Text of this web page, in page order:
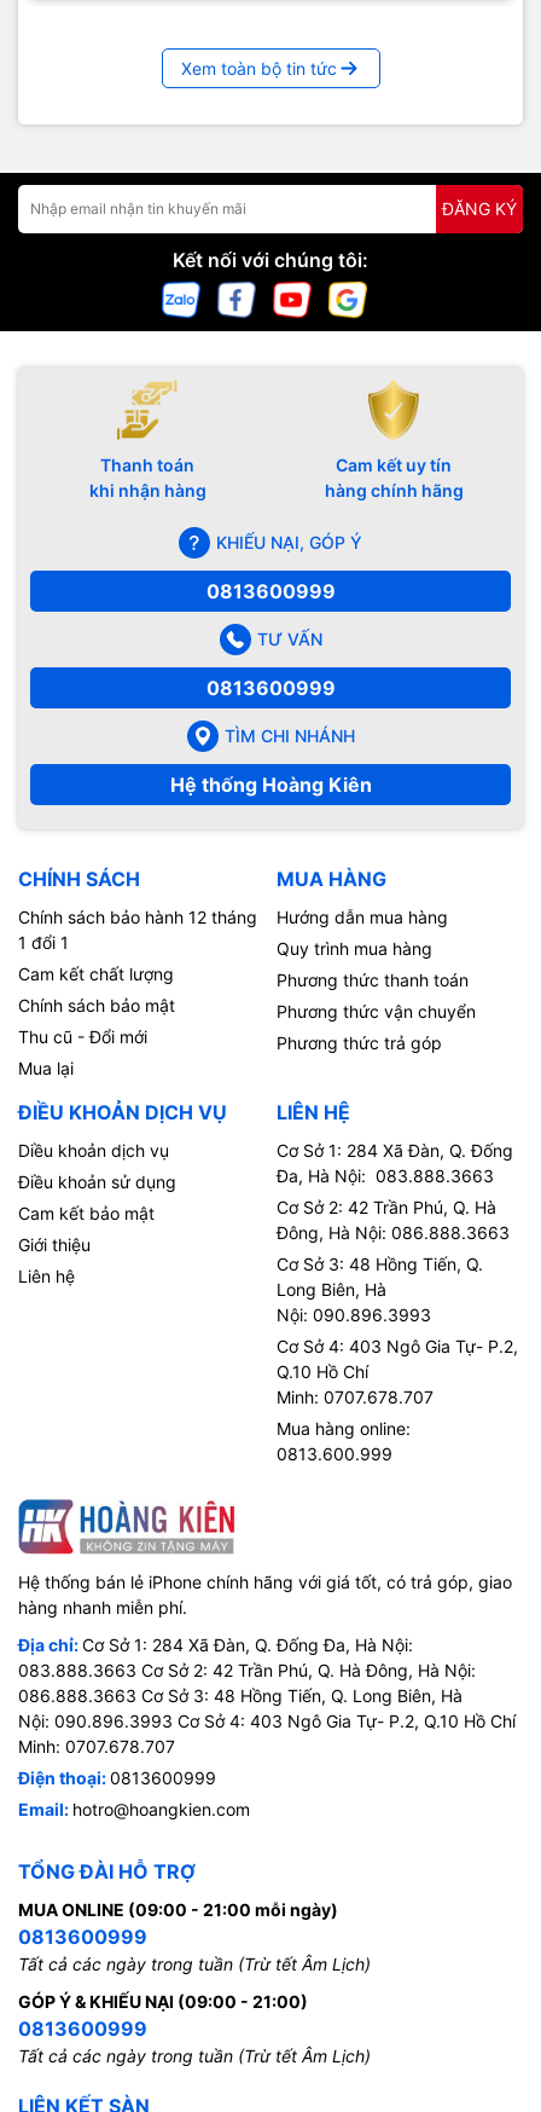
Xem toàn bộ tin tức
ĐĂNG KÝ
Kết nối với chúng tôi:
Thanh toán
khi nhận hàng
Cam kết uy tín
hàng chính hãng
KHIẾU NẠI, GÓP Ý
0813600999
TƯ VẤN
0813600999
TÌM CHI NHÁNH
Hệ thống Hoàng Kiên
CHÍNH SÁCH
Chính sách bảo hành 12 tháng
1 đổi 1
Cam kết chất lượng
Chính sách bảo mật
Thu cũ - Đổi mới
Mua lại
MUA HÀNG
Hướng dẫn mua hàng
Quy trình mua hàng
Phương thức thanh toán
Phương thức vận chuyển
Phương thức trả góp
ĐIỀU KHOẢN DỊCH VỤ
Diều khoản dịch vụ
Điều khoản sử dụng
Cam kết bảo mật
Giới thiệu
Liên hệ
LIÊN HỆ
Cơ Sở 1: 284 Xã Đàn, Q. Đống
Đa, Hà Nội: 083.888.3663
Cơ Sở 2: 42 Trần Phú, Q. Hà
Đông, Hà Nội: 086.888.3663
Cơ Sở 3: 48 Hồng Tiến, Q.
Long Biên, Hà
Nội: 090.896.3993
Cơ Sở 4: 403 Ngô Gia Tự- P.2,
Q.10 Hồ Chí
Minh: 0707.678.707
Mua hàng online:
0813.600.999
Hệ thống bán lẻ iPhone chính hãng với giá tốt, có trả góp, giao
hàng nhanh miễn phí.
Địa chỉ:Cơ Sở 1: 284 Xã Đàn, Q. Đống Đa, Hà Nội:
083.888.3663 Cơ Sở 2: 42 Trần Phú, Q. Hà Đông, Hà Nội:
086.888.3663 Cơ Sở 3: 48 Hồng Tiến, Q. Long Biên, Hà
Nội: 090.896.3993 Cơ Sở 4: 403 Ngô Gia Tự- P.2, Q.10 Hồ Chí
Minh: 0707.678.707
Điện thoại:0813600999
Email: hotro@hoangkien.com
TỔNG ĐÀI HỖ TRỢ
MUA ONLINE (09:00 - 21:00 mỗi ngày)
0813600999
Tất cả các ngày trong tuần (Trừ tết Âm Lịch)
GÓP Ý & KHIẾU NẠI (09:00 - 21:00)
0813600999
Tất cả các ngày trong tuần (Trừ tết Âm Lịch)
LIÊN KẾT SÀN